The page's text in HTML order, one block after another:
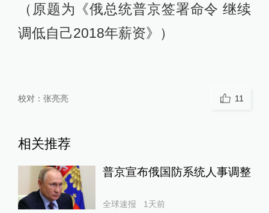
（原题为《俄总统普京签署命令 继续
调低自己2018年薪资》）
校对： 张亮亮 11
相关推荐
普京宣布俄国防系统人事调整
全球速报
1天前